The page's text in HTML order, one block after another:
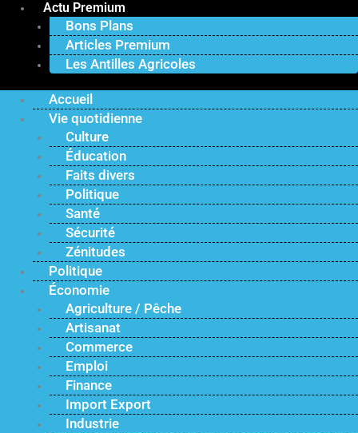
Actu Premium
Bons Plans
Articles Premium
Les Antilles Agricoles
Accueil
Vie quotidienne
Culture
Éducation
Faits divers
Politique
Santé
Sécurité
Zénitudes
Politique
Économie
Agriculture / Pêche
Artisanat
Commerce
Emploi
Finance
Import Export
Industrie